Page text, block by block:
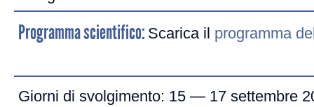
Programma scientifico: Scarica il programma
Giorni di svolgimento: 15 — 17 settembre